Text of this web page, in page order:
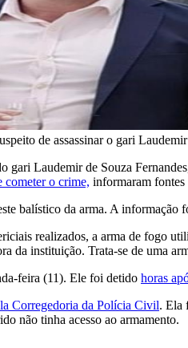
de assassinar o gari
gari Laudemir de Souza
cometer o crime, informaram fontes
balístico da arma. A
realizados, a arma de fogo
da instituição. Trata-se de uma
feira (11). Ele foi detido horas
Corregedoria da Polícia Civil. Ela
não tinha acesso ao armamento.